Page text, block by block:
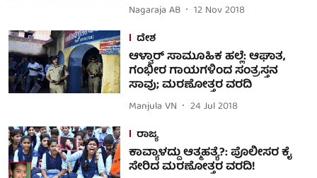
Nagaraja AB
12 Nov 2018
ದೇಶ
ಆಳ್ವಾರ್ ಸಾಮೂಹಿಕ ಹಲ್ಲೆ: ಆಘಾತ,
ಗಂಭೀರ ಗಾಯಗಳಿಂದ ಸಂತ್ರಸ್ತನ
ಸಾವು; ಮರಣೋತ್ತರ ವರದಿ
Manjula VN
24 Jul 2018
ರಾಜ್ಯ
ಕಾವ್ಯಾಳದ್ದು ಆತ್ಮಹತ್ಯೆ?: ಪೊಲೀಸರ ಕೈ
ಸೇರಿದ ಮರಣೋತ್ತರ ವರದಿ!